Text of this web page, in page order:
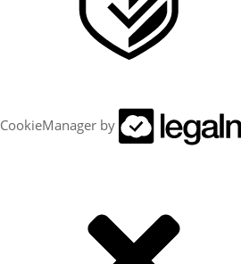
CookieManager by